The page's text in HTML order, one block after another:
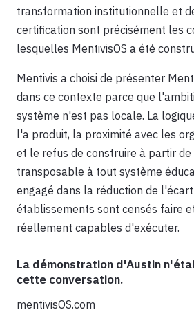
transformation institutionnelle et
certification sont précisément les
lesquelles MentivisOS a été
Mentivis a choisi de présenter
dans ce contexte parce que
système n'est pas locale. La
l'a produit, la proximité avec les
et le refus de construire à partir
transposable à tout système
engagé dans la réduction de
établissements sont censés faire
réellement capables d'exécuter.
La démonstration d'Austin
cette conversation.
mentivisOS.com